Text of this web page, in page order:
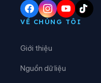
Xã Hướng Lập
VỀ CHÚNG TÔI
Giới thiệu
Nguồn dữ liệu